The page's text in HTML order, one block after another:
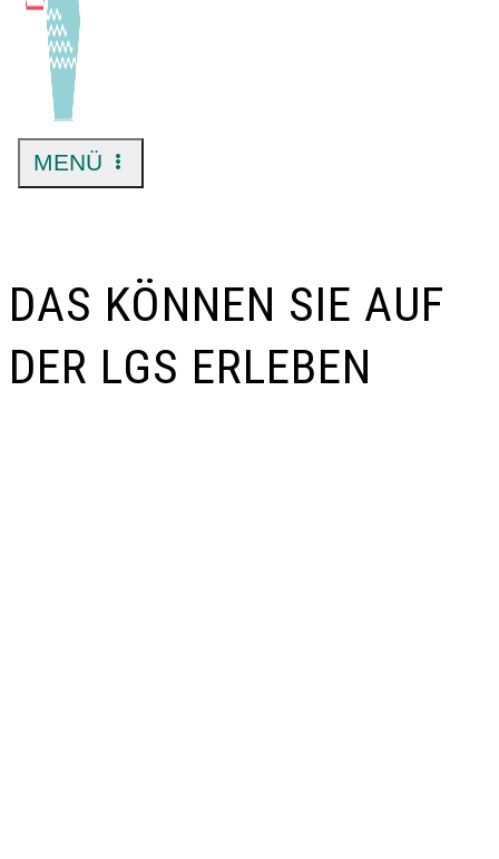
MENÜ
DAS KÖNNEN SIE AUF
DER LGS ERLEBEN